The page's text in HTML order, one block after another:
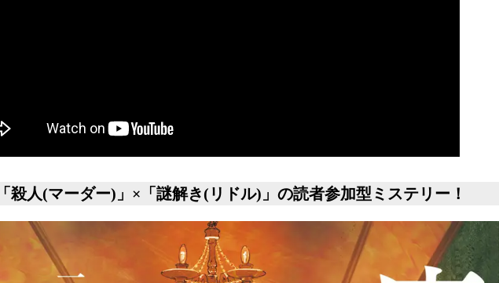
殺人(マーダー)」×「謎解き(リドル)」の読者参加型ミステリー！